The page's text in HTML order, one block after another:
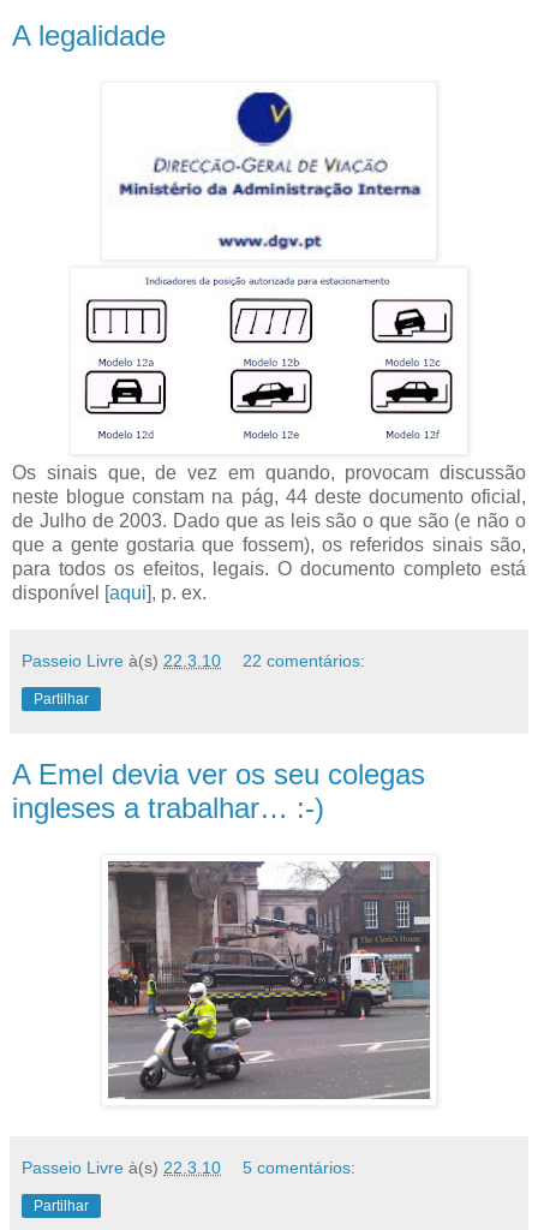
A legalidade
Os sinais que, de vez em quando, provocam discussão
neste blogue constam na pág, 44 deste documento oficial,
de Julho de 2003. Dado que as leis são o que são (e não o
que a gente gostaria que fossem), os referidos sinais são,
para todos os efeitos, legais. O documento completo está
disponível [aqui], p. ex.
Passeio Livre à(s) 22.3.10 22 comentários:
Partilhar
A Emel devia ver os seu colegas
ingleses a trabalhar… :-)
Passeio Livre à(s) 22.3.10 5 comentários:
Partilhar